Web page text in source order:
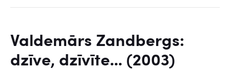
Valdemārs Zandbergs:
dzīve, dzīvīte... (2003)